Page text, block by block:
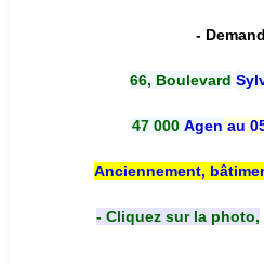
-
66, Boulevard
47 000 Agen au
Anciennement,
- Cliquez sur la photo,